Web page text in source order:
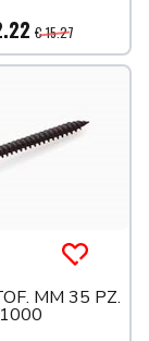
€ 15.27
al carrello
MM 35 PZ.
1000